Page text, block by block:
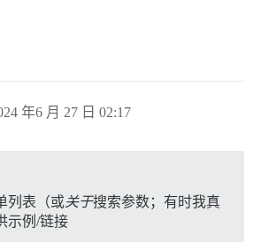
年6 月 27 日 02:17
列表（或关于搜索参数；有时我真
示例/链接